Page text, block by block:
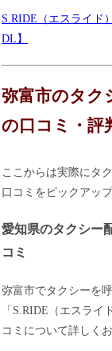
S.RIDE（エスライド
DL】
弥富市のタク
の口コミ・評
ここからは実際にタ
口コミをピックアッ
愛知県のタクシー
コミ
弥富市でタクシーを
「S.RIDE（エスライ
コミについて詳しく